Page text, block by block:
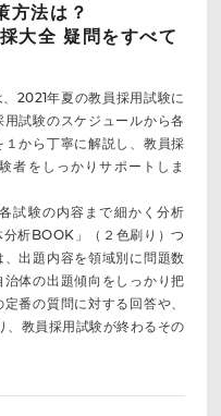
方法は？
大全 疑問をすべて
2021年夏の教員採用試験に
試験のスケジュールから各
から丁寧に解説し、教員採
者をしっかりサポートしま
試験の内容まで細かく分析
析BOOK」（２色刷り）つ
出題内容を領域別に問題数
体の出題傾向をしっかり把
番の質問に対する回答や、
、教員採用試験が終わるその